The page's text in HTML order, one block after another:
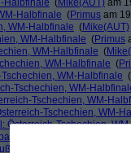
Halbfinale (Mike(AUT) am
Halbfinale (Primus am
WM-Halbfinale (Mike(AUT)
WM-Halbfinale (Primus
WM-Halbfinale (
WM-Halbfinale (
WM-Halbfinale (
Tschechien, WM-
Tschechien, WM-
Tschechien, WM-
Österreich-Tschechien,
Österreich-Tschechien,
Österreich-